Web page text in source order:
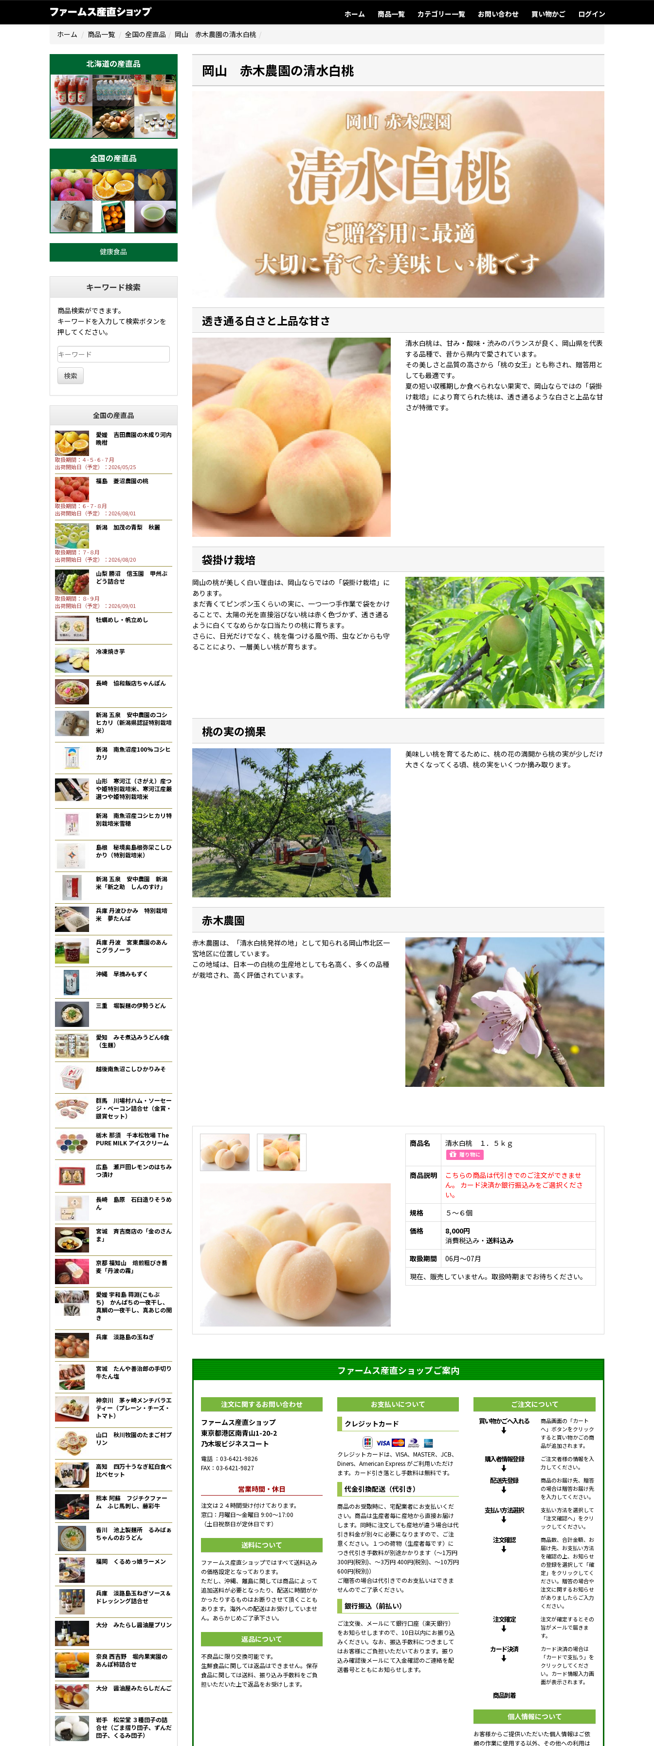
ホーム 商品一覧 カテゴリー一覧 お問い合わせ 買い物かご ログイン
ホーム 商品一覧 全国の産直品 岡山 赤木農園の清水白桃
北海道の産直品
全国の産直品
健康食品
キーワード検索
商品検索ができます。
キーワードを入力して検索ボタンを
押してください。
検索
全国の産直品
愛媛 吉田農園の木成り河内
晩柑
取扱期間：４-５-６-７月
出荷開始日（予定）：2026/05/25
福島 菱沼農園の桃
取扱期間：６-７-８月
出荷開始日（予定）：2026/08/01
新潟 加茂の青梨 秋麗
取扱期間：７-８月
出荷開始日（予定）：2026/08/20
山梨 勝沼 信玉園 甲州ぶ
どう詰合せ
取扱期間：８-９月
出荷開始日（予定）：2026/09/01
牡蠣めし・帆立めし
冷凍焼き芋
長崎 協和飯店ちゃんぽん
新潟 五泉 安中農園のコシ
ヒカリ（新潟県認証特別栽培
米）
新潟 南魚沼産100%コシヒ
カリ
山形 寒河江（さがえ）産つ
や姫特別栽培米、寒河江産厳
選つや姫特別栽培米
新潟 南魚沼産コシヒカリ特
別栽培米雪穂
島根 秘境奥島根弥栄こしひ
かり（特別栽培米）
新潟 五泉 安中農園 新潟
米「新之助 しんのすけ」
兵庫 丹波ひかみ 特別栽培
米 夢たんば
兵庫 丹波 宮東農園のあん
こグラノーラ
沖縄 早摘みもずく
三重 堀製麺の伊勢うどん
愛知 みそ煮込みうどん6食
（生麺）
越後南魚沼こしひかりみそ
群馬 川場村ハム・ソーセー
ジ・ベーコン詰合せ（金賞・
銀賞セット）
栃木 那須 千本松牧場 The
PURE MILK アイスクリーム
広島 瀬戸田レモンのはちみ
つ漬け
長崎 島原 石臼造りそうめ
ん
宮城 斉吉商店の「金のさん
ま」
京都 福知山 焙煎粗びき蕎
麦「丹波の霧」
愛媛 宇和島 蒋淵(こもぶ
ち) かんぱちの一夜干し、
真鯛の一夜干し、真あじの開
き
兵庫 淡路島の玉ねぎ
宮城 たんや善治郎の手切り
牛たん塩
神奈川 茅ヶ崎メンチバラエ
ティー（プレーン・チーズ・
トマト）
山口 秋川牧園のたまご村プ
リン
高知 四万十うなぎ紅白食べ
比べセット
熊本 阿蘇 フジチクファー
ム ふじ馬刺し、藤彩牛
香川 池上製麺所 るみばぁ
ちゃんのおうどん
福岡 くるめっ娘ラーメン
兵庫 淡路島玉ねぎソース＆
ドレッシング詰合せ
大分 みたらし醤油屋プリン
奈良 西吉野 堀内果実園の
あんぽ柿詰合せ
大分 醤油屋みたらしだんご
岩手 松栄堂 ３種団子の詰
合せ（ごま摺り団子、ずんだ
団子、くるみ団子）
岡山 赤木農園の清水白桃
透き通る白さと上品な甘さ
清水白桃は、甘み・酸味・渋みのバランスが良く、岡山県を代表
する品種で、昔から県内で愛されています。
その美しさと品質の高さから「桃の女王」とも称され、贈答用と
しても最適です。
夏の短い収穫期しか食べられない果実で、岡山ならではの「袋掛
け栽培」により育てられた桃は、透き通るような白さと上品な甘
さが特徴です。
袋掛け栽培
岡山の桃が美しく白い理由は、岡山ならではの「袋掛け栽培」に
あります。
まだ青くてピンポン玉くらいの実に、一つ一つ手作業で袋をかけ
ることで、太陽の光を直接浴びない桃は赤く色づかず、透き通る
ように白くてなめらかな口当たりの桃に育ちます。
さらに、日光だけでなく、桃を傷つける風や雨、虫などからも守
ることにより、一層美しい桃が育ちます。
桃の実の摘果
美味しい桃を育てるために、桃の花の満開から桃の実が少しだけ
大きくなってくる頃、桃の実をいくつか摘み取ります。
赤木農園
赤木農園は、「清水白桃発祥の地」として知られる岡山市北区一
宮地区に位置しています。
この地域は、日本一の白桃の生産地としても名高く、多くの品種
が栽培され、高く評価されています。
商品名 清水白桃 １．５ｋｇ
贈り物に
商品説明
こちらの商品は代引きでのご注文ができませ
ん。 カード決済か銀行振込みをご選択くださ
い。
規格
５〜６個
価格
8,000円
消費税込み・送料込み
取扱期間
06月～07月
現在、販売していません。取扱時期までお待ちください。
ファームス産直ショップご案内
注文に関するお問い合わせ
ファームス産直ショップ
東京都港区南青山1-20-2
乃木坂ビジネスコート
電話 ：03-6421-9826
FAX：03-6421-9827
営業時間・休日
注文は２４時間受け付けております。
窓口：月曜日～金曜日 9:00～17:00
（土日祝祭日が定休日です）
送料について
ファームス産直ショップではすべて送料込み
の価格設定となっております。
ただし、沖縄、離島に関しては商品によって
追加送料が必要となったり、配送に時間がか
かったりするものはお断りさせて頂くことも
あります。海外への配送はお受けしていませ
ん。あらかじめご了承下さい。
返品について
不良品に限り交換可能です。
生鮮食品に関しては返品はできません。保存
食品に関しては送料、振り込み手数料をご負
担いただいた上で返品をお受けします。
お支払いについて
クレジットカード
クレジットカードは、VISA、MASTER、JCB、
Diners、American Express がご利用いただけ
ます。カード引き落とし手数料は無料です。
代金引換配送（代引き）
商品のお受取時に、宅配業者にお支払いくだ
さい。商品は生産者毎に産地から直接お届け
します。同時に注文しても産地が違う場合は代
引き料金が別々に必要になりますので、ご注
意ください。１つの荷物（生産者毎です）に
つき代引き手数料が別途かかります（～1万円
300円(税別)、～3万円 400円(税別)、～10万円
600円(税別)）
ご贈答の場合は代引きでのお支払いはできま
せんのでご了承ください。
銀行振込（前払い）
ご注文後、メールにて銀行口座（楽天銀行）
をお知らせしますので、10日以内にお振り込
みください。なお、振込手数料につきまして
はお客様にご負担いただいております。振り
込み確認後メールにて入金確認のご連絡を配
送番号とともにお知らせします。
ご注文について
買い物かごへ入れる
商品画面の「カート
へ」ボタンをクリック
すると買い物かごの商
品が追加されます。
購入者情報登録
ご注文者様の情報を入
力してください。
配送先登録
商品のお届け先、贈答
の場合は贈答お届け先
を入力してください。
支払い方法選択
支払い方法を選択して
「注文確認へ」をクリ
ックしてください。
注文確認
商品数、合計金額、お
届け先、お支払い方法
を確認の上、お知らせ
の登録を選択して「確
定」をクリックしてく
ださい。贈答の場合や
注文に関するお知らせ
がありましたらご入力
ください。
注文確定
注文が確定するとその
旨がメールで届きま
す。
カード決済
カード決済の場合は
「カードで支払う」を
クリックしてくださ
い。カード情報入力画
面が表示されます。
商品到着
個人情報について
お客様からご提供いただいた個人情報はご依
頼の作業に使用する以外、その他への利用は